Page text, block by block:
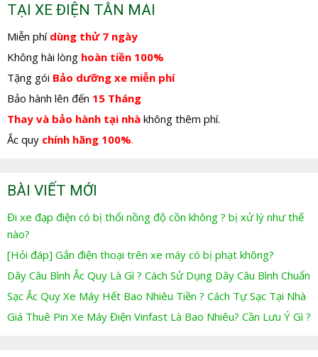
TẠI XE ĐIỆN TÂN MAI
Miễn phí dùng thử 7 ngày
Không hài lòng hoàn tiền 100%
Tặng gói Bảo dưỡng xe miễn phí
Bảo hành lên đến 15 Tháng
Thay và bảo hành tại nhà không thêm phí.
Ắc quy chính hãng 100%.
BÀI VIẾT MỚI
Đi xe đạp điện có bị thổi nồng độ cồn không ? bị xử lý như thế
nào?
[Hỏi đáp] Gắn điện thoại trên xe máy có bị phạt không?
Dây Câu Bình Ắc Quy Là Gì ? Cách Sử Dụng Dây Câu Bình Chuẩn
Sạc Ắc Quy Xe Máy Hết Bao Nhiêu Tiền ? Cách Tự Sạc Tại Nhà
Giá Thuê Pin Xe Máy Điện Vinfast Là Bao Nhiêu? Cần Lưu Ý Gì ?